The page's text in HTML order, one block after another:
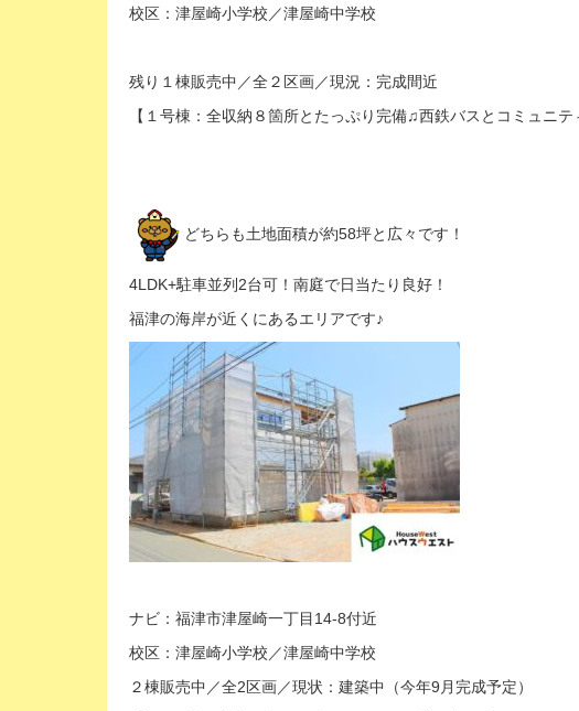
校区：津屋崎小学校／津屋崎中学校
残り１棟販売中／全２区画／現況：完成間近
【１号棟：全収納８箇所とたっぷり完備♫西鉄バスとコミュニ
どちらも土地面積が約58坪と広々です！
4LDK+駐車並列2台可！南庭で日当たり良好！
福津の海岸が近くにあるエリアです♪
ナビ：福津市津屋崎一丁目14-8付近
校区：津屋崎小学校／津屋崎中学校
２棟販売中／全2区画／現状：建築中（今年9月完成予定）